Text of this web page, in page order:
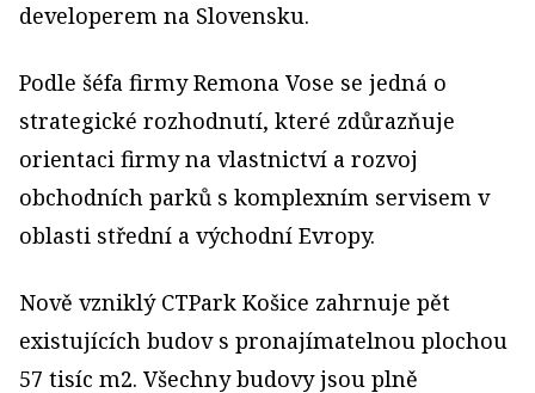
developerem na Slovensku.
Podle šéfa firmy Remona Vose se jedná o
strategické rozhodnutí, které zdůrazňuje
orientaci firmy na vlastnictví a rozvoj
obchodních parků s komplexním servisem v
oblasti střední a východní Evropy.
Nově vzniklý CTPark Košice zahrnuje pět
existujících budov s pronajímatelnou plochou
57 tisíc m2. Všechny budovy jsou plně